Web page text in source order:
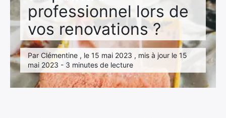
professionnel lors de
vos renovations ?
Par Clémentine , le 15 mai 2023 , mis à jour le 15
mai 2023 - 3 minutes de lecture